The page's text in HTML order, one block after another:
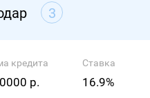
3
кредита
р.
Ставка
16.9%